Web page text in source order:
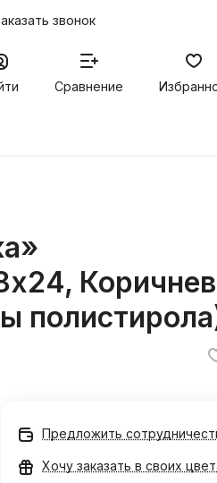
звонок
Сравнение
Предложить
Хочу заказать в своих